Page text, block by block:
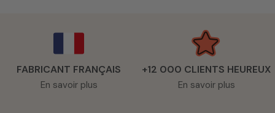
FABRICANT FRANÇAIS
En savoir plus
+12 000 CLIENTS HEUREUX
En savoir plus